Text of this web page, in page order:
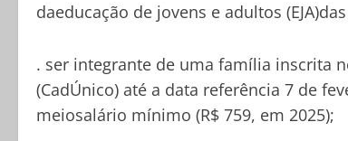
daeducação de jovens e adultos
. ser integrante de uma família inscrita
(CadÚnico) até a data referência 7 de
meiosalário mínimo (R$ 759, em 2025);